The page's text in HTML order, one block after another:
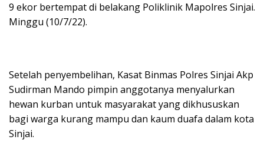
9 ekor bertempat di belakang Poliklinik Mapolres Sinjai.
Minggu (10/7/22).
Setelah penyembelihan, Kasat Binmas Polres Sinjai Akp
Sudirman Mando pimpin anggotanya menyalurkan
hewan kurban untuk masyarakat yang dikhususkan
bagi warga kurang mampu dan kaum duafa dalam kota
Sinjai.